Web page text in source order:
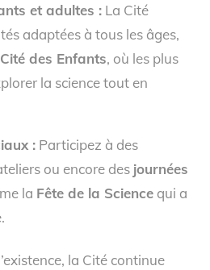
et adultes :La Cité
adaptées à tous les âges,
Cité des Enfants, où les plus
la science tout en
:Participez à des
ou encore des journées
la Fête de la Sciencequi a
la Cité continue